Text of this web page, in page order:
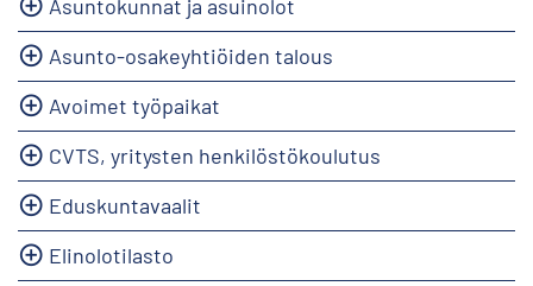
Asuntokunnat ja asuinolot
Asunto-osakeyhtiöiden talous
Avoimet työpaikat
CVTS, yritysten henkilöstökoulutus
Eduskuntavaalit
Elinolotilasto